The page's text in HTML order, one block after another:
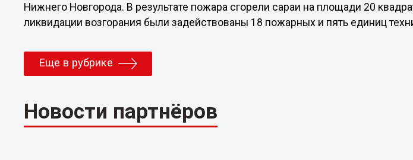
Нижнего Новгорода. В результате пожара сгорели сараи на площади 20
ликвидации возгорания были задействованы 18 пожарных и пять единиц
Еще в рубрике
Новости партнёров